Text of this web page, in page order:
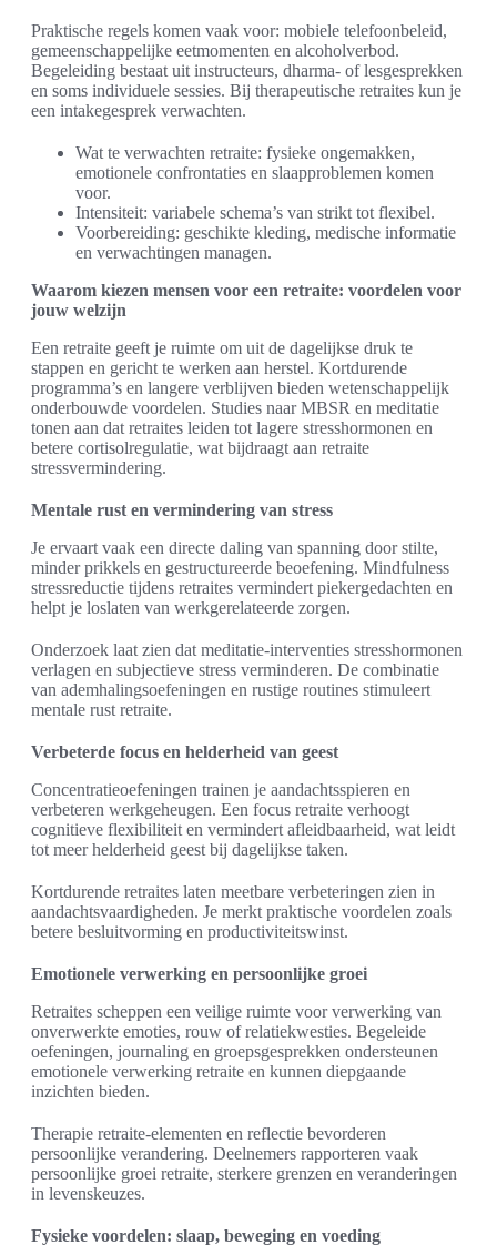
Praktische regels komen vaak voor: mobiele telefoonbeleid,
gemeenschappelijke eetmomenten en alcoholverbod.
Begeleiding bestaat uit instructeurs, dharma- of lesgesprekken
en soms individuele sessies. Bij therapeutische retraites kun je
een intakegesprek verwachten.
Wat te verwachten retraite: fysieke ongemakken,
emotionele confrontaties en slaapproblemen komen
voor.
Intensiteit: variabele schema’s van strikt tot flexibel.
Voorbereiding: geschikte kleding, medische informatie
en verwachtingen managen.
Waarom kiezen mensen voor een retraite: voordelen voor
jouw welzijn
Een retraite geeft je ruimte om uit de dagelijkse druk te
stappen en gericht te werken aan herstel. Kortdurende
programma’s en langere verblijven bieden wetenschappelijk
onderbouwde voordelen. Studies naar MBSR en meditatie
tonen aan dat retraites leiden tot lagere stresshormonen en
betere cortisolregulatie, wat bijdraagt aan retraite
stressvermindering.
Mentale rust en vermindering van stress
Je ervaart vaak een directe daling van spanning door stilte,
minder prikkels en gestructureerde beoefening. Mindfulness
stressreductie tijdens retraites vermindert piekergedachten en
helpt je loslaten van werkgerelateerde zorgen.
Onderzoek laat zien dat meditatie-interventies stresshormonen
verlagen en subjectieve stress verminderen. De combinatie
van ademhalingsoefeningen en rustige routines stimuleert
mentale rust retraite.
Verbeterde focus en helderheid van geest
Concentratieoefeningen trainen je aandachtsspieren en
verbeteren werkgeheugen. Een focus retraite verhoogt
cognitieve flexibiliteit en vermindert afleidbaarheid, wat leidt
tot meer helderheid geest bij dagelijkse taken.
Kortdurende retraites laten meetbare verbeteringen zien in
aandachtsvaardigheden. Je merkt praktische voordelen zoals
betere besluitvorming en productiviteitswinst.
Emotionele verwerking en persoonlijke groei
Retraites scheppen een veilige ruimte voor verwerking van
onverwerkte emoties, rouw of relatiekwesties. Begeleide
oefeningen, journaling en groepsgesprekken ondersteunen
emotionele verwerking retraite en kunnen diepgaande
inzichten bieden.
Therapie retraite-elementen en reflectie bevorderen
persoonlijke verandering. Deelnemers rapporteren vaak
persoonlijke groei retraite, sterkere grenzen en veranderingen
in levenskeuzes.
Fysieke voordelen: slaap, beweging en voeding